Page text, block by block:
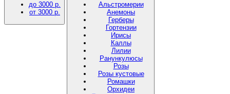
до 3000 р.
от 3000 р.
Альстромерии
Анемоны
Герберы
Гортензии
Ирисы
Каллы
Лилии
Ранункулюсы
Розы
Розы кустовые
Ромашки
Орхидеи